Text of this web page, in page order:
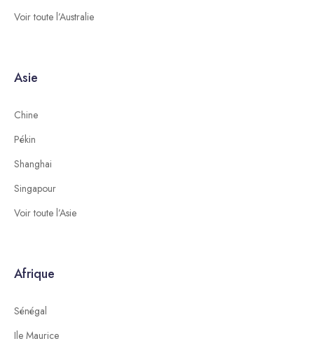
Voir toute l’Australie
Asie
Chine
Pékin
Shanghai
Singapour
Voir toute l’Asie
Afrique
Sénégal
Ile Maurice